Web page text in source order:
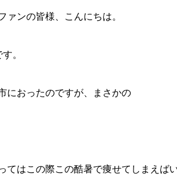
ァンの皆様、こんにちは。
。
におったのですが、まさかの
てはこの際この酷暑で痩せてしまえば